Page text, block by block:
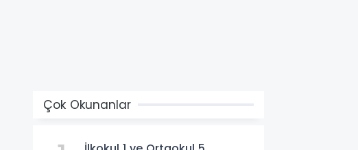
Çok Okunanlar